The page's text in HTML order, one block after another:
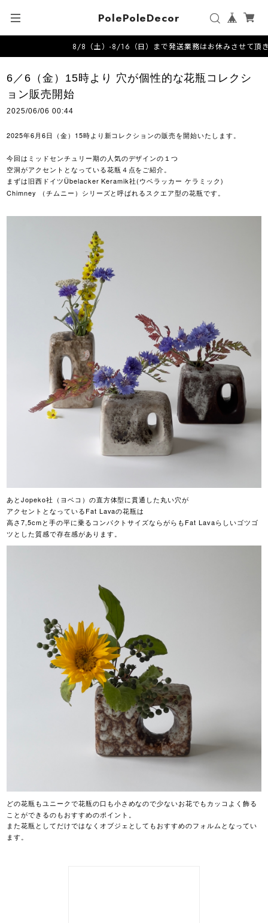
PolePoleDecor
8/8（土）-8/16（日）まで発送業務はお休みさせて頂
6／6（金）15時より 穴が個性的な花瓶コレクシ
ョン販売開始
2025/06/06 00:44
2025年6月6日（金）15時より新コレクションの販売を開始いたします。
今回はミッドセンチュリー期の人気のデザインの１つ
空洞がアクセントとなっている花瓶４点をご紹介。
まずは旧西ドイツÜbelacker Keramik社(ウベラッカー ケラミック)
Chimney （チムニー）シリーズと呼ばれるスクエア型の花瓶です。
あとJopeko社（ヨベコ）の直方体型に貫通した丸い穴が
アクセントとなっているFat Lavaの花瓶は
高さ7,5cmと手の平に乗るコンパクトサイズならがらもFat Lavaらしいゴツゴ
ツとした質感で存在感があります。
どの花瓶もユニークで花瓶の口も小さめなので少ないお花でもカッコよく飾る
ことができるのもおすすめのポイント。
また花瓶としてだけではなくオブジェとしてもおすすめのフォルムとなってい
ます。